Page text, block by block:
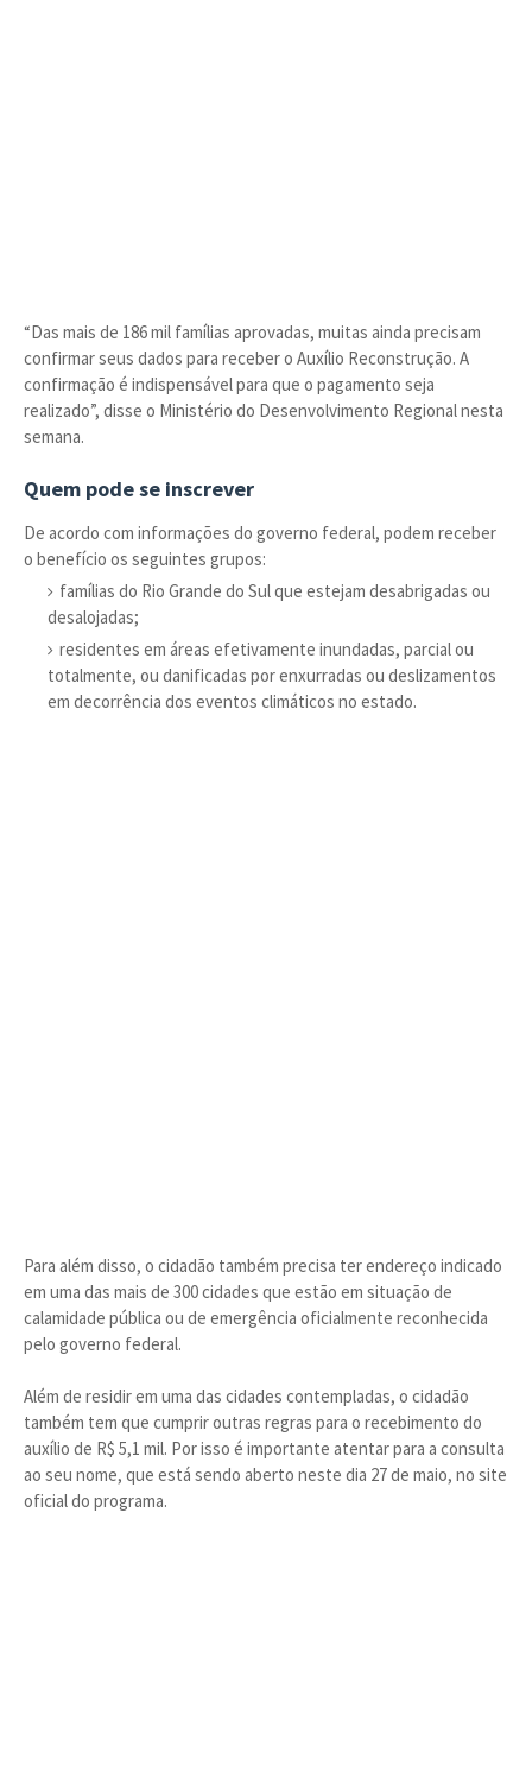
“Das mais de 186 mil famílias aprovadas, muitas ainda precisam
confirmar seus dados para receber o Auxílio Reconstrução. A
confirmação é indispensável para que o pagamento seja
realizado”, disse o Ministério do Desenvolvimento Regional nesta
semana.
Quem pode se inscrever
De acordo com informações do governo federal, podem receber
o benefício os seguintes grupos:
famílias do Rio Grande do Sul que estejam desabrigadas ou
desalojadas;
residentes em áreas efetivamente inundadas, parcial ou
totalmente, ou danificadas por enxurradas ou deslizamentos
em decorrência dos eventos climáticos no estado.
Para além disso, o cidadão também precisa ter endereço indicado
em uma das mais de 300 cidades que estão em situação de
calamidade pública ou de emergência oficialmente reconhecida
pelo governo federal.
Além de residir em uma das cidades contempladas, o cidadão
também tem que cumprir outras regras para o recebimento do
auxílio de R$ 5,1 mil. Por isso é importante atentar para a consulta
ao seu nome, que está sendo aberto neste dia 27 de maio, no site
oficial do programa.